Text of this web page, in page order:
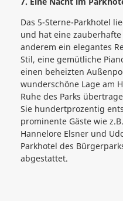
Das 5-Sterne-Parkhotel
und hat eine
anderem ein elegantes
Stil, eine gemütliche
einen beheizten
wunderschöne Lage am
Ruhe des Parks
Sie hundertprozentig
prominente Gäste wie
Hannelore Elsner und
Parkhotel des
abgestattet.